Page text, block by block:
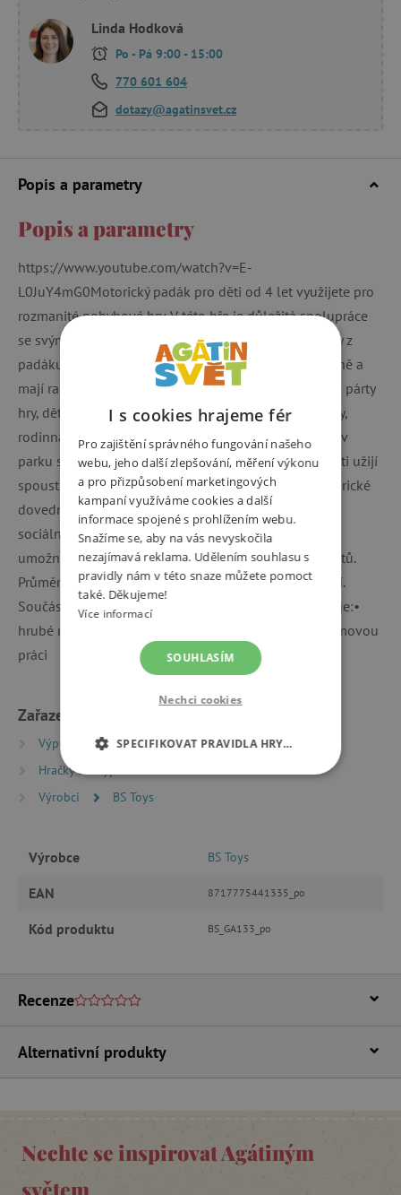
Linda Hodková
Po - Pá 9:00 - 15:00
770 601 604
dotazy@agatinsvet.cz
Popis a parametry
Popis a parametry
https://www.youtube.com/watch?v=E-
L0JuY4mG0Motorický padák pro děti od 4 let využijete pro
rozmanité pohybové hry. V této hře je důležitá spolupráce
se svými kamarády! Je potřeba dávat pozor, aby míčky z
padáku nevypadaly. Děti se tak učí pracovat ve skupině a
mají radost z pohybu. Padák je vhodný pro skupinové párty
hry, dětské venkovní hry, narozeninové oslavy, pikniky,
rodinná setkání. Padák využijete ve školce, ve škole i v
parku s kamarády. V každém případě si s padákem děti užijí
spoustu zábavy a smíchu!Hra s padákem rozvíjí motorické
dovednosti, spolupráci, podporuje nesoutěžní hru a
sociální interakci a komunikaci. Posláním této hry je
umožnit dětem bavit se bez chytrých telefonů a tabletů.
Průměr padáku je 3 m. Po okraji padáku je 12 rukojetí.
Součástí balení je 24 plastových míčků. Hra podporuje:•
hrubé motorické dovednosti• koordinaci pohybů• týmovou
práci
Zařazeno v kategoriích
Výprodej %
Poškozený obal -15 %
Hračky dle typu
Výrobci
BS Toys
Výrobce BS Toys
EAN 8717775441335_po
Kód produktu BS_GA133_po
Recenze
Alternativní produkty
Nechte se inspirovat Agátiným
světem
I s cookies hrajeme fér
Pro zajištění správného fungování našeho
webu, jeho další zlepšování, měření výkonu
a pro přizpůsobení marketingových
kampaní využíváme cookies a další
informace spojené s prohlížením webu.
Snažíme se, aby na vás nevyskočila
nezajímavá reklama. Udělením souhlasu s
pravidly nám v této snaze můžete pomoct
také. Děkujeme!
Více informací
SOUHLASÍM
Nechci cookies
SPECIFIKOVAT PRAVIDLA HRY…
NEZBYTNĚ NUTNÉ COOKIES
MARKETINGOVÉ COOKIES
Nezbytně nutné soubory cookie umožňují
Provider